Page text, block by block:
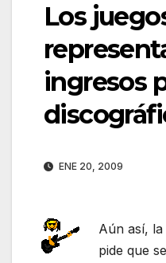
Los
ingresos
ENE 20, 2009
Aún así,
pide que